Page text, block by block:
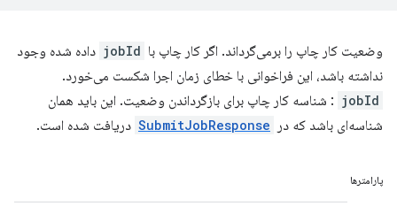
وضعیت کار چاپ را برمی‌گرداند. اگر کار چاپ با jobId داده شده وجود
نداشته باشد، این فراخوانی با خطای زمان اجرا شکست می‌خورد.
jobId : شناسه کار چاپ برای بازگرداندن وضعیت. این باید همان
شناسه‌ای باشد که در
SubmitJobResponse دریافت شده است.
پارامترها